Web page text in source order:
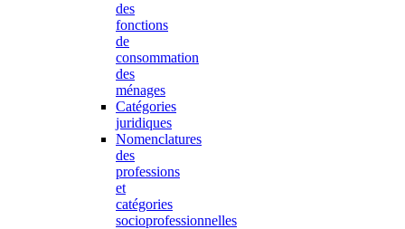
des
fonctions
de
consommation
des
ménages
Catégories
juridiques
Nomenclatures
des
professions
et
catégories
socioprofessionnelles